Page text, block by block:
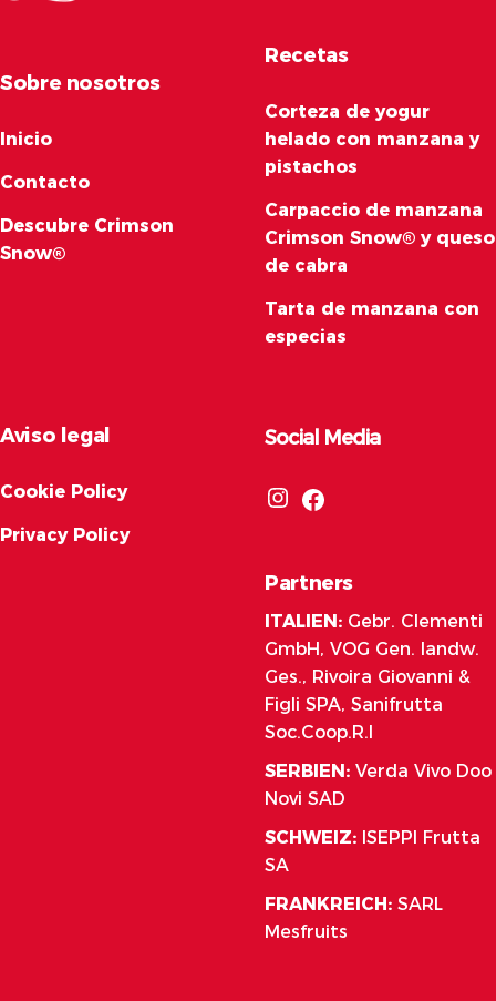
Sobre nosotros
Inicio
Contacto
Descubre Crimson
Snow®
Recetas
Corteza de yogur
helado con manzana y
pistachos
Carpaccio de manzana
Crimson Snow® y queso
de cabra
Tarta de manzana con
especias
Aviso legal
Cookie Policy
Privacy Policy
Social Media
Partners
ITALIEN: Gebr. Clementi
GmbH, VOG Gen. landw.
Ges., Rivoira Giovanni &
Figli SPA, Sanifrutta
Soc.Coop.R.I
SERBIEN: Verda Vivo Doo
Novi SAD
SCHWEIZ: ISEPPI Frutta
SA
FRANKREICH: SARL
Mesfruits